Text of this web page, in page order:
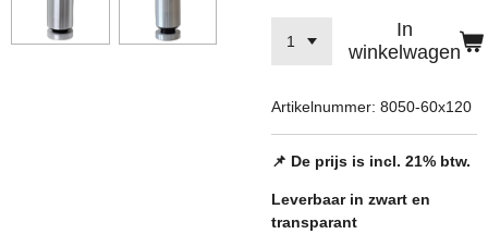
In
winkelwagen
Artikelnummer: 8050-60x120
📌 De prijs is incl. 21% btw.
Leverbaar in zwart en
transparant